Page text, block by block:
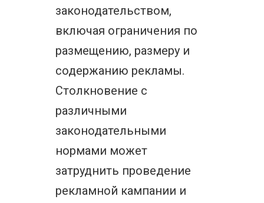
законодательством,
включая ограничения по
размещению, размеру и
содержанию рекламы.
Столкновение с
различными
законодательными
нормами может
затруднить проведение
рекламной кампании и